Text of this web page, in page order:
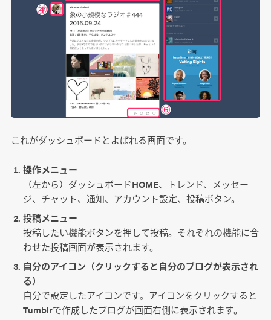
これがダッシュボードとよばれる画面です。
操作メニュー
（左から）ダッシュボードHOME、トレンド、メッセー
ジ、チャット、通知、アカウント設定、投稿ボタン。
投稿メニュー
投稿したい機能ボタンを押して投稿。それぞれの機能に合
わせた投稿画面が表示されます。
自分のアイコン（クリックすると自分のブログが表示され
る）
自分で設定したアイコンです。アイコンをクリックすると
Tumblrで作成したブログが画面右側に表示されます。